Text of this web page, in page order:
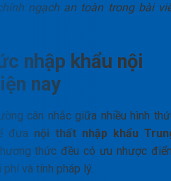
ngạch an toàn trong bài
nhập khẩu nội
nay
cân nhắc giữa nhiều hình
đưa nội thất nhập khẩu
thức đều có ưu nhược
phí và tính pháp lý.